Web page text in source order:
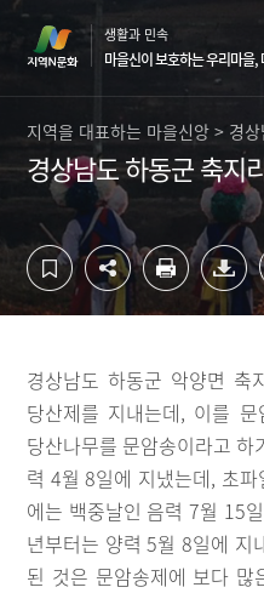
컨
영
바
기
하
역
로
생활과 민속
마을신이 보호하는 우리마을,
지역을 대표하는 마을신앙 > 경
경상남도 하동군 축지
경상남도 하동군 악양면 축
당산제를 지내는데, 이를
당산나무를 문암송이라고
력 4월 8일에 지냈는데, 초
에는 백중날인 음력 7월 15
년부터는 양력 5월 8일에 지
된 것은 문암송제에 보다 많